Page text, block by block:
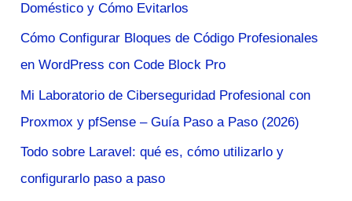
o
r
:
Doméstico y Cómo Evitarlos
Cómo Configurar Bloques de Código Profesionales
en WordPress con Code Block Pro
Mi Laboratorio de Ciberseguridad Profesional con
Proxmox y pfSense – Guía Paso a Paso (2026)
Todo sobre Laravel: qué es, cómo utilizarlo y
configurarlo paso a paso